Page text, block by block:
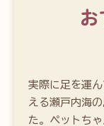
実際に足を運
える瀬戸内海
た。ペットち